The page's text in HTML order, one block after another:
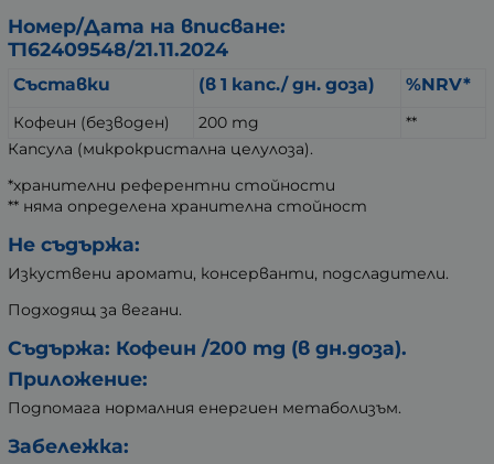
Номер/Дата на вписване:
Т162409548/21.11.2024
Съставки (в 1 капс./ дн. доза) %NRV*
Кофеин (безводен) 200 mg
**
Капсула (микрокристална целулоза).
*хранителни референтни стойности
** няма определена хранителна стойност
Не съдържа:
Изкуствени аромати, консерванти, подсладители.
Подходящ за вегани.
Съдържа: Кофеин /200 mg (в дн.доза).
Приложение:
Подпомага нормалния енергиен метаболизъм.
Забележка: